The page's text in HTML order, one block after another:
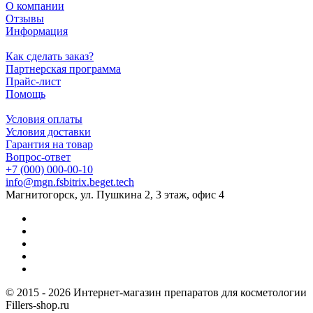
О компании
Отзывы
Информация
Как сделать заказ?
Партнерская программа
Прайс-лист
Помощь
Условия оплаты
Условия доставки
Гарантия на товар
Вопрос-ответ
+7 (000) 000-00-10
info@mgn.fsbitrix.beget.tech
Магнитогорск, ул. Пушкина 2, 3 этаж, офис 4
© 2015 - 2026 Интернет-магазин препаратов для косметологии
Fillers-shop.ru